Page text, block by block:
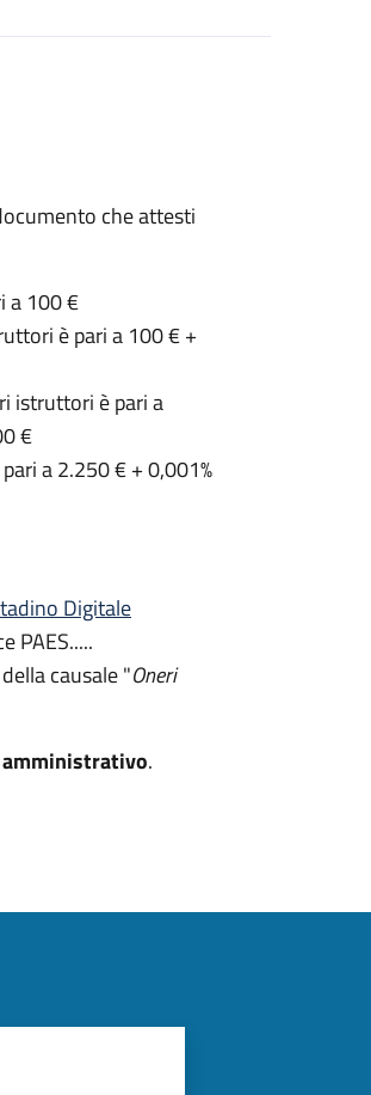
che attesti
a 100 €
è pari a 100 € +
istruttori è pari a
€
a 2.250 € + 0,001%
Digitale
PAES.....
causale "Oneri
amministrativo.